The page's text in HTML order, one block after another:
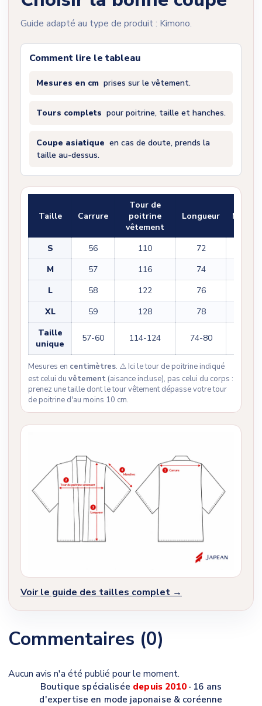
Guide adapté au type de produit : Kimono.
Comment lire le tableau
Mesures en cm prises sur le vêtement.
Tours complets pour poitrine, taille et hanches.
Coupe asiatique en cas de doute, prends la
taille au-dessus.
Taille Carrure
Tour de
poitrine
vêtement
Longueur
S 56 110 72
M
57 116 74
L
58 122 76
XL
59 128 78
Taille
unique
57-60 114-124 74-80
Mesures en centimètres. ⚠️ Ici le tour de poitrine indiqué
est celui du vêtement (aisance incluse), pas celui du corps :
prenez une taille dont le tour vêtement dépasse votre tour
de poitrine d'au moins 10 cm.
Voir le guide des tailles complet →
Commentaires (0)
Aucun avis n'a été publié pour le moment.
Boutique spécialisée depuis 2010· 16 ans
d'expertise en mode japonaise & coréenne